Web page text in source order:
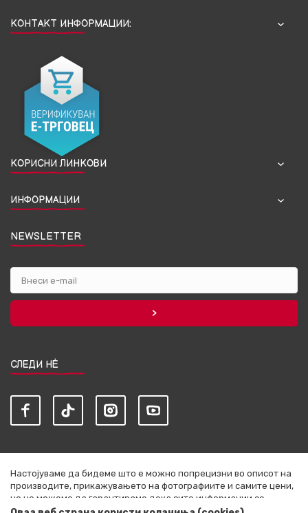
КОНТАКТ ИНФОРМАЦИИ:
КОРИСНИ ЛИНКОВИ
ИНФОРМАЦИИ
NEWSLETTER
СЛЕДИ НЀ
Настојуваме да бидеме што е можно попрецизни во описот на
производите, прикажувањето на фотографиите и самите цени,
но не можеме да гарантираме дека сите информации се
комплетни и без грешки. Сите артикли прикажани на сајтот се